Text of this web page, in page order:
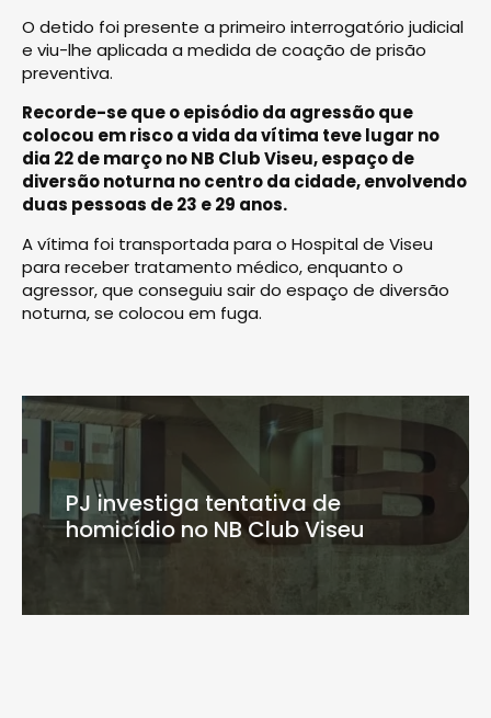
O detido foi presente a primeiro interrogatório judicial
e viu-lhe aplicada a medida de coação de prisão
preventiva.
Recorde-se que o episódio da agressão que
colocou em risco a vida da vítima teve lugar no
dia 22 de março no NB Club Viseu, espaço de
diversão noturna no centro da cidade, envolvendo
duas pessoas de 23 e 29 anos.
A vítima foi transportada para o Hospital de Viseu
para receber tratamento médico, enquanto o
agressor, que conseguiu sair do espaço de diversão
noturna, se colocou em fuga.
PJ investiga tentativa de
homicídio no NB Club Viseu